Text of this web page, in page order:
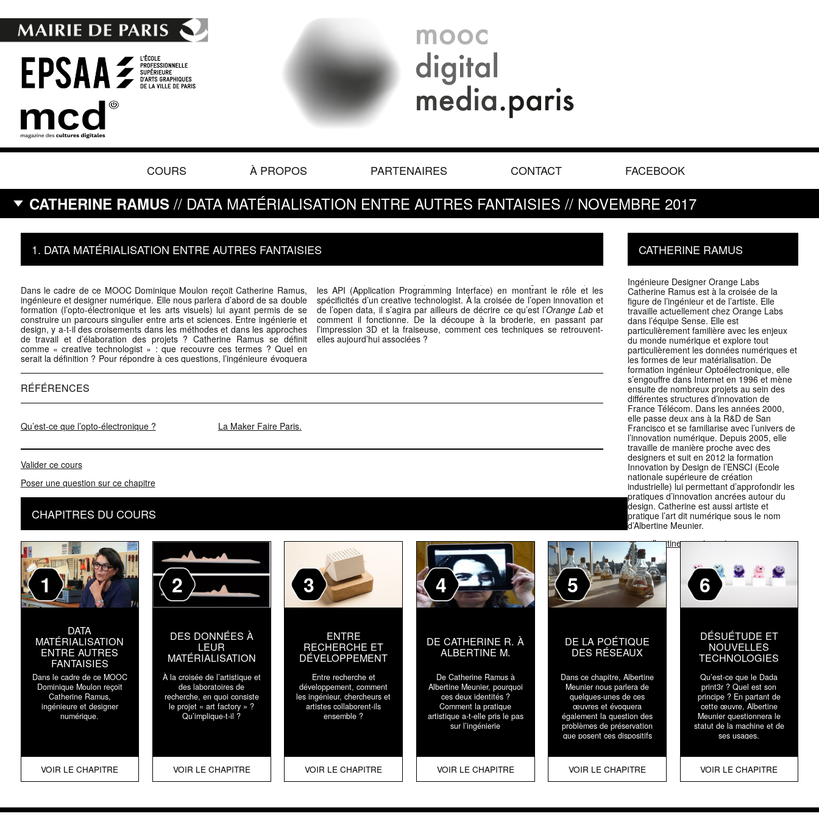
COURS À PROPOS PARTENAIRES CONTACT FACEBOOK
CATHERINE RAMUS // DATA MATÉRIALISATION ENTRE AUTRES FANTAISIES // NOVEMBRE 2017
1. DATA MATÉRIALISATION ENTRE AUTRES FANTAISIES
Dans le cadre de ce MOOC Dominique Moulon reçoit Catherine Ramus,
ingénieure et designer numérique. Elle nous parlera d’abord de sa double
formation (l’opto-électronique et les arts visuels) lui ayant permis de se
construire un parcours singulier entre arts et sciences. Entre ingénierie et
design, y a-t-il des croisements dans les méthodes et dans les approches
de travail et d’élaboration des projets ? Catherine Ramus se définit
comme « creative technologist » : que recouvre ces termes ? Quel en
serait la définition ? Pour répondre à ces questions, l’ingénieure évoquera
les API (Application Programming Interface) en montrant le rôle et les
spécificités d’un creative technologist. À la croisée de l’open innovation et
de l’open data, il s’agira par ailleurs de décrire ce qu’est l’Orange Labet
comment il fonctionne. De la découpe à la broderie, en passant par
l’impression 3D et la fraiseuse, comment ces techniques se retrouvent-
elles aujourd’hui associées ?
RÉFÉRENCES
Qu’est-ce que l’opto-électronique ? La Maker Faire Paris.
Valider ce cours
Poser une question sur ce chapitre
CATHERINE RAMUS
Ingénieure Designer Orange Labs
Catherine Ramus est à la croisée de la
figure de l’ingénieur et de l’artiste. Elle
travaille actuellement chez Orange Labs
dans l’équipe Sense. Elle est
particulièrement familière avec les enjeux
du monde numérique et explore tout
particulièrement les données numériques et
les formes de leur matérialisation. De
formation ingénieur Optoélectronique, elle
s’engouffre dans Internet en 1996 et mène
ensuite de nombreux projets au sein des
différentes structures d’innovation de
France Télécom. Dans les années 2000,
elle passe deux ans à la R&D de San
Francisco et se familiarise avec l’univers de
l’innovation numérique. Depuis 2005, elle
travaille de manière proche avec des
designers et suit en 2012 la formation
Innovation by Design de l’ENSCI (Ecole
nationale supérieure de création
industrielle) lui permettant d’approfondir les
pratiques d’innovation ancrées autour du
design. Catherine est aussi artiste et
pratique l’art dit numérique sous le nom
d’Albertine Meunier.
www.albertinemeunier.net
CHAPITRES DU COURS
1
DATA
MATÉRIALISATION
ENTRE AUTRES
FANTAISIES
Dans le cadre de ce MOOC
Dominique Moulon reçoit
Catherine Ramus,
ingénieure et designer
numérique.
VOIR LE CHAPITRE
2
DES DONNÉES À
LEUR
MATÉRIALISATION
À la croisée de l’artistique et
des laboratoires de
recherche, en quoi consiste
le projet « art factory » ?
Qu’implique-t-il ?
VOIR LE CHAPITRE
3
ENTRE
RECHERCHE ET
DÉVELOPPEMENT
Entre recherche et
développement, comment
les ingénieur, chercheurs et
artistes collaborent-ils
ensemble ?
VOIR LE CHAPITRE
4
DE CATHERINE R. À
ALBERTINE M.
De Catherine Ramus à
Albertine Meunier, pourquoi
ces deux identités ?
Comment la pratique
artistique a-t-elle pris le pas
sur l’ingénierie
VOIR LE CHAPITRE
5
DE LA POÉTIQUE
DES RÉSEAUX
Dans ce chapitre, Albertine
Meunier nous parlera de
quelques-unes de ces
œuvres et évoquera
également la question des
problèmes de préservation
que posent ces dispositifs
VOIR LE CHAPITRE
6
DÉSUÉTUDE ET
NOUVELLES
TECHNOLOGIES
Qu’est-ce que le Dada
print3r ? Quel est son
principe ? En partant de
cette œuvre, Albertine
Meunier questionnera le
statut de la machine et de
ses usages.
VOIR LE CHAPITRE